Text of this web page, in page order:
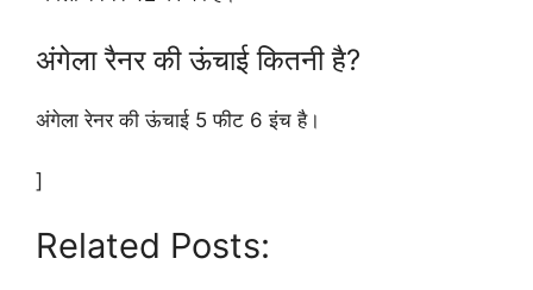
अंगेला रैनर की ऊंचाई कितनी है?
अंगेला रेनर की ऊंचाई 5 फीट 6 इंच है।
]
Related Posts: